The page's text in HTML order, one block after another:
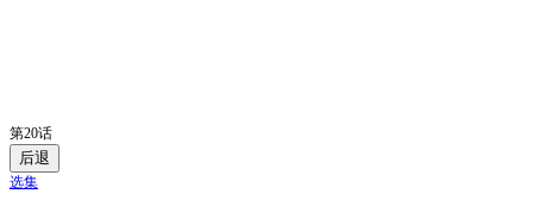
第20话
后退
选集